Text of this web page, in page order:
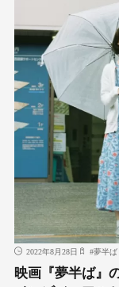
2022年8月28日 #夢半ば
映画『夢半ば』